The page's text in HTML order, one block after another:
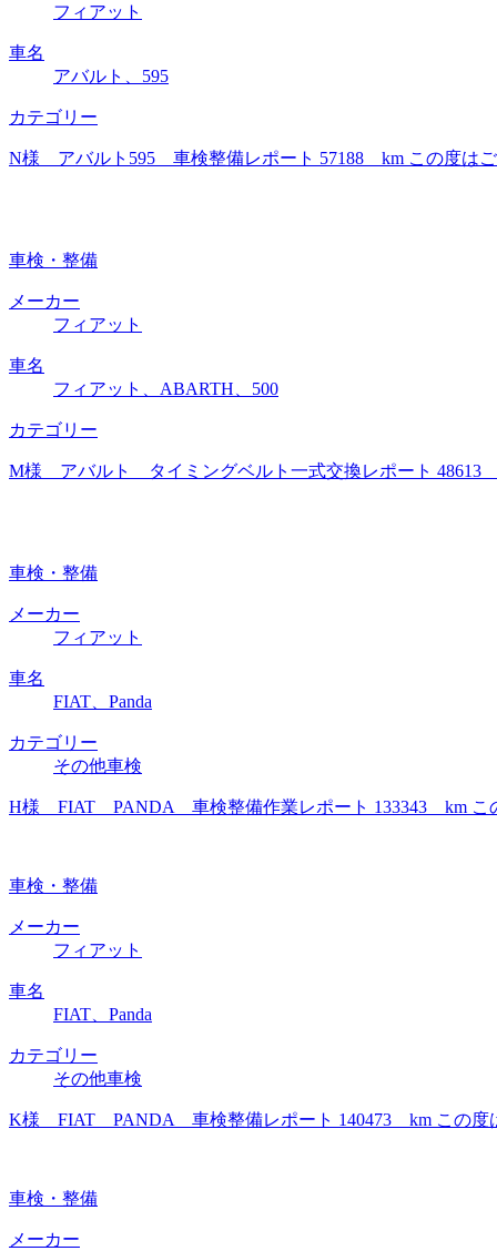
フィアット
車名
アバルト、595
カテゴリー
N様 アバルト595 車検整備レポート 57188 km この度はご
車検・整備
メーカー
フィアット
車名
フィアット、ABARTH、500
カテゴリー
M様 アバルト タイミングベルト一式交換レポート 48613
車検・整備
メーカー
フィアット
車名
FIAT、Panda
カテゴリー
その他車検
H様 FIAT PANDA 車検整備作業レポート 133343 km こ
車検・整備
メーカー
フィアット
車名
FIAT、Panda
カテゴリー
その他車検
K様 FIAT PANDA 車検整備レポート 140473 km この度
車検・整備
メーカー